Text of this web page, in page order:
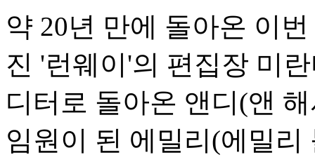
약 20년 만에 돌아온 이
진 '런웨이'의 편집장 미
디터로 돌아온 앤디(앤
임원이 된 에밀리(에밀